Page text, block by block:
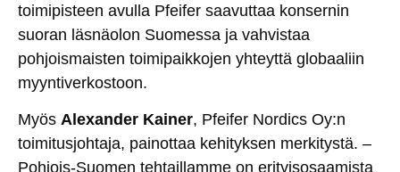
toimipisteen avulla Pfeifer saavuttaa konsernin
suoran läsnäolon Suomessa ja vahvistaa
pohjoismaisten toimipaikkojen yhteyttä globaaliin
myyntiverkostoon.
Myös Alexander Kainer, Pfeifer Nordics Oy:n
toimitusjohtaja, painottaa kehityksen merkitystä. –
Pohjois-Suomen tehtaillamme on erityisosaamista